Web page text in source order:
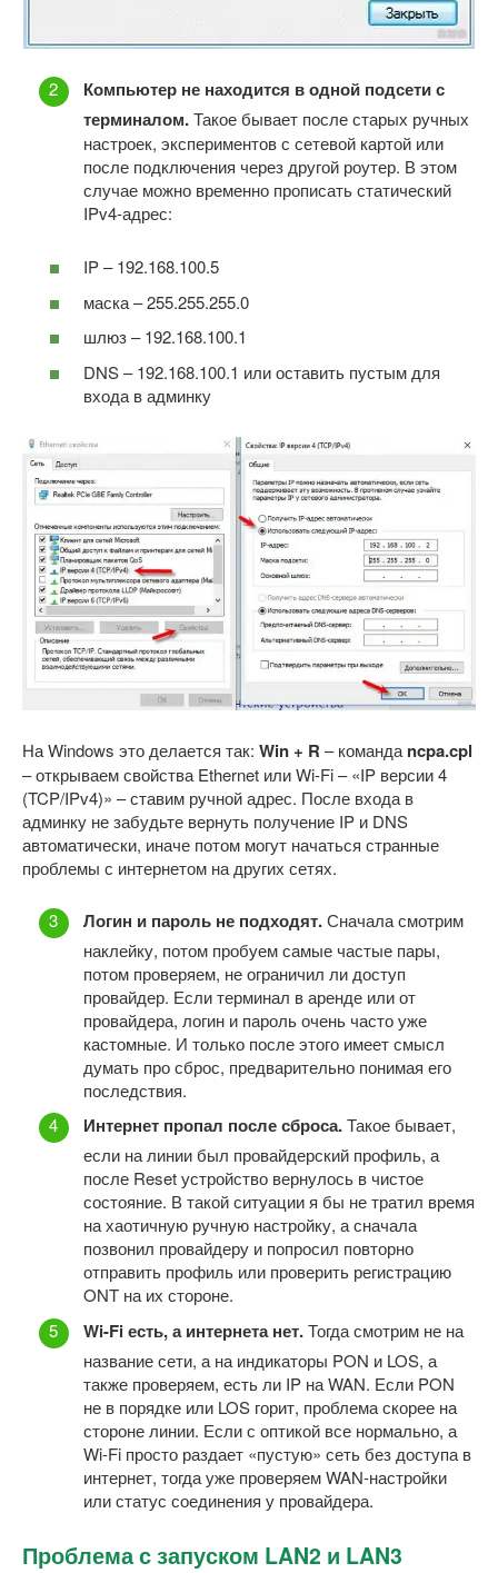
Компьютер не находится в одной подсети с
терминалом.Такое бывает после старых ручных
настроек, экспериментов с сетевой картой или
после подключения через другой роутер. В этом
случае можно временно прописать статический
IPv4-адрес:
IP – 192.168.100.5
маска – 255.255.255.0
шлюз – 192.168.100.1
DNS – 192.168.100.1 или оставить пустым для
входа в админку
На Windows это делается так: Win + R – командаncpa.cpl
– открываем свойства Ethernet или Wi-Fi – «IP версии 4
(TCP/IPv4)» – ставим ручной адрес. После входа в
админку не забудьте вернуть получение IP и DNS
автоматически, иначе потом могут начаться странные
проблемы с интернетом на других сетях.
Логин и пароль не подходят.Сначала смотрим
наклейку, потом пробуем самые частые пары,
потом проверяем, не ограничил ли доступ
провайдер. Если терминал в аренде или от
провайдера, логин и пароль очень часто уже
кастомные. И только после этого имеет смысл
думать про сброс, предварительно понимая его
последствия.
Интернет пропал после сброса.Такое бывает,
если на линии был провайдерский профиль, а
после Reset устройство вернулось в чистое
состояние. В такой ситуации я бы не тратил время
на хаотичную ручную настройку, а сначала
позвонил провайдеру и попросил повторно
отправить профиль или проверить регистрацию
ONT на их стороне.
Wi-Fi есть, а интернета нет.Тогда смотрим не на
название сети, а на индикаторы PON и LOS, а
также проверяем, есть ли IP на WAN. Если PON
не в порядке или LOS горит, проблема скорее на
стороне линии. Если с оптикой все нормально, а
Wi-Fi просто раздает «пустую» сеть без доступа в
интернет, тогда уже проверяем WAN-настройки
или статус соединения у провайдера.
Проблема с запуском LAN2 и LAN3